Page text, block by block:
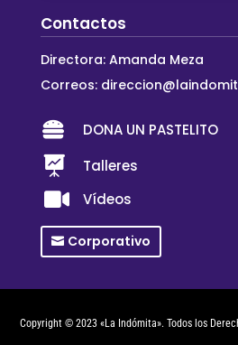
Contactos
Directora: Amanda Meza
Correos:
 DONA UN PASTELITO
 Talleres
 Vídeos
Corporativo
Copyright © 2023 «La Indómita». Todos los